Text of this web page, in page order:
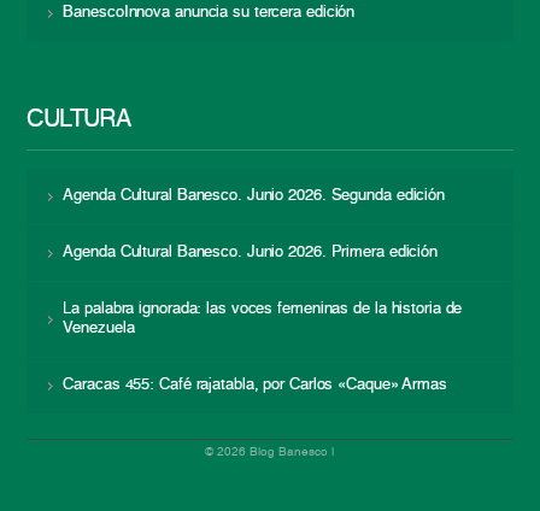
BanescoInnova anuncia su tercera edición
CULTURA
Agenda Cultural Banesco. Junio 2026. Segunda edición
Agenda Cultural Banesco. Junio 2026. Primera edición
La palabra ignorada: las voces femeninas de la historia de
Venezuela
Caracas 455: Café rajatabla, por Carlos «Caque» Armas
© 2026 Blog Banesco |